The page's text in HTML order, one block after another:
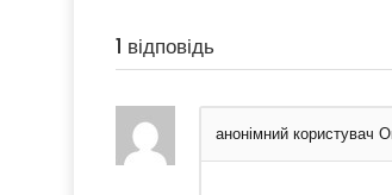
1 відповідь
анонімний користувач